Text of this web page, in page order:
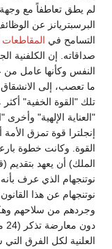
لم يطق تعاطفاً مع وجهة
البرسبتريانز عن
التسامح في المقاطعات
صداقاته. إن الكلفنية
النفس وكأنها عامل
ما تعصب، إلى
تلك "القوة الخفية"
إنجلترا قوة تمزق
القوة. وكانت خطوة
الملك) أن يعهد بتقديم
نوتنجهام الذي عرف بأنه
نوتنجهام عن هذا
وجردهم من سلاحهم
العلنية لكل الفرق